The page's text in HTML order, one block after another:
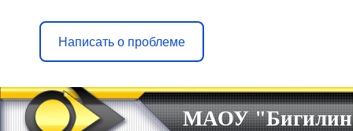
Написать о проблеме
МАОУ